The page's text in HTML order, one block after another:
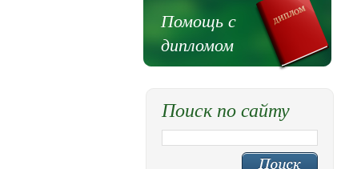
Помощь с
дипломом
Поиск по сайту